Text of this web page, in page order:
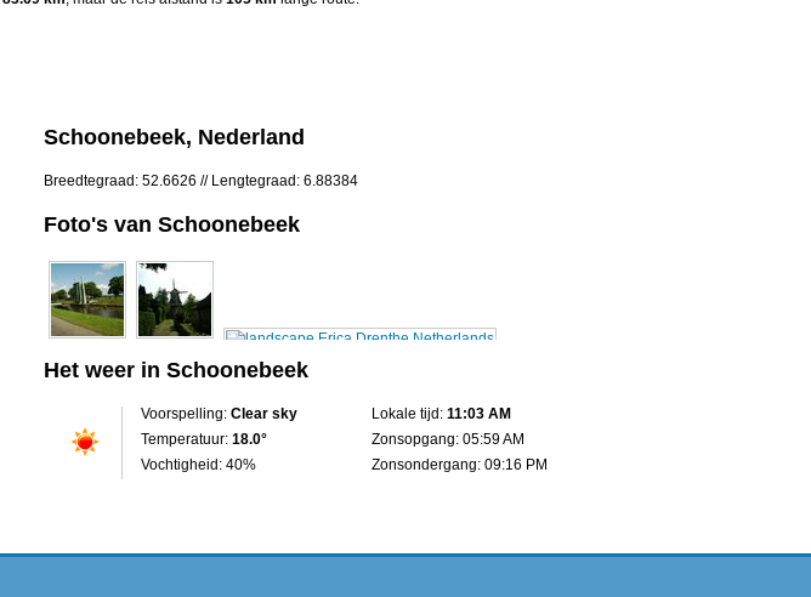
Schoonebeek, Nederland
Breedtegraad: 52.6626 // Lengtegraad: 6.88384
Foto's van Schoonebeek
Het weer in Schoonebeek
Voorspelling: Clear sky
Temperatuur: 18.0°
Vochtigheid: 40%
Lokale tijd: 11:03 AM
Zonsopgang: 05:59 AM
Zonsondergang: 09:16 PM